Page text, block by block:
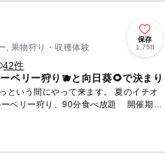
, 果物狩り・収穫体験
保存
1,758
42件
ベリー狩り🫐と向日葵🌻で決まり
という間にやって来ます。 夏のイチオ